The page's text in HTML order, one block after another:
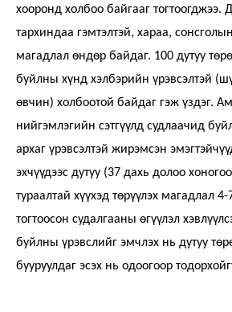
хооронд холбоо байгааг тогтоогджээ.
тархиндаа гэмтэлтэй, хараа,
магадлал өндөр байдаг. 100 дутуу
буйлны хүнд хэлбэрийн үрэвсэлтэй
өвчин) холбоотой байдаг гэж үздэг.
нийгэмлэгийн сэтгүүлд судлаачид
архаг үрэвсэлтэй жирэмсэн
эхчүүдээс дутуу (37 дахь долоо
тураалтай хүүхэд төрүүлэх магадлал
тогтоосон судалгааны өгүүлэл
буйлны үрэвслийг эмчлэх нь дутуу
бууруулдаг эсэх нь одоогоор